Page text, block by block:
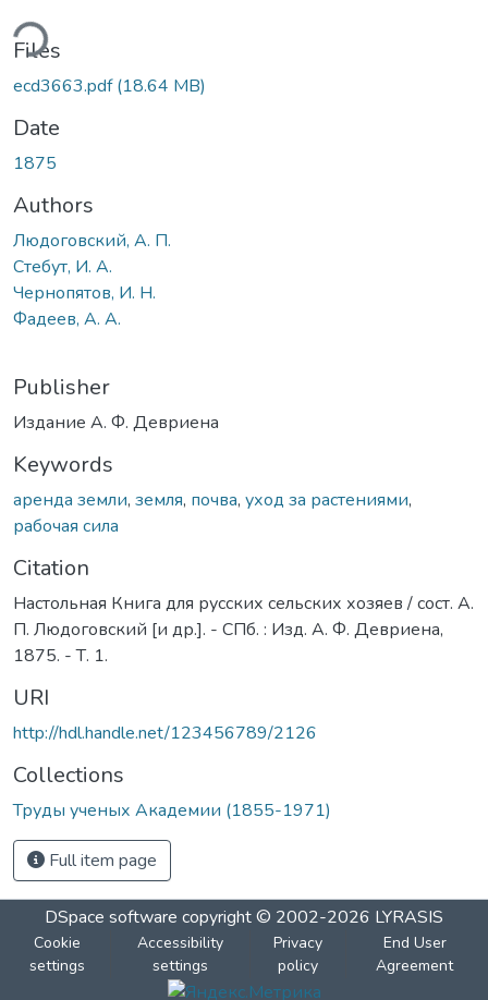
Files
ecd3663.pdf(18.64 MB)
Date
1875
Authors
Людоговский, А. П.
Стебут, И. А.
Чернопятов, И. Н.
Фадеев, А. А.
Publisher
Издание А. Ф. Девриена
Keywords
аренда земли, земля, почва, уход за растениями,
рабочая сила
Citation
Настольная Книга для русских сельских хозяев / сост. А.
П. Людоговский [и др.]. - СПб. : Изд. А. Ф. Девриена,
1875. - Т. 1.
URI
http://hdl.handle.net/123456789/2126
Collections
Труды ученых Академии (1855-1971)
Full item page
DSpace software copyright © 2002-2026 LYRASIS
Cookie
settings
Accessibility
settings
Privacy
policy
End User
Agreement